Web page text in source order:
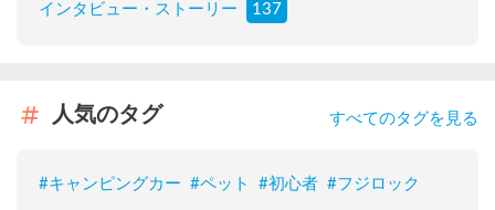
インタビュー・ストーリー 137
人気のタグ すべてのタグを見る
#キャンピングカー #ペット #初心者 #フジロック